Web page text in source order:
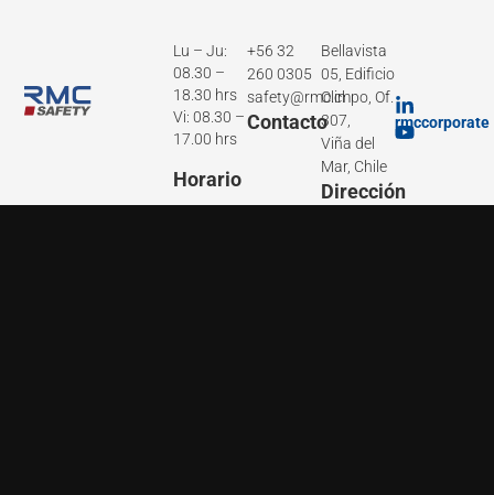
Horario
Lu – Ju:
08.30 –
18.30 hrs
Vi: 08.30 –
17.00 hrs
Contacto
+56 32
260 0305
safety@rmc.cl
Dirección
Bellavista
05, Edificio
Olimpo, Of.
307,
Viña del
Mar, Chile
rmccorporate